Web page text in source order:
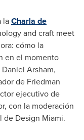
laCharla de
and craft meet
cómo la
en el momento
Daniel Arsham,
de Friedman
ejecutivo de
con la moderación
de Design Miami.